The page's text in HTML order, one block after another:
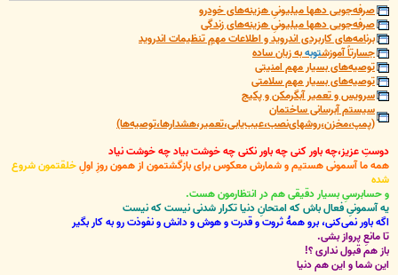
صرفه‌جویی دهها میلیونیِ هزینه‌های خودرو
صرفه‌جویی دهها میلیونیِ هزینه‌های زندگی
برنامه‌های کاربردی اندروید و اطلاعات مهمِ تنظیمات اندروید
جسارتاً آموزشتوبهبه زبان ساده
توصیه‌های بسیار مهم امنیتی
توصیه‌های بسیار مهم سلامتی
سرویس و تعمیر آبگرمکن و پکیج
سیستم آبرسانی ساختمان
(پمپ،مخزن،روشهای‌نصب،عیب‌یابی،تعمیر،هشدارها،توصیه‌ها)
دوستِ عزیز،چه باور کنی چه باور نکنی چه خوشت بیاد چه خوشت نیاد
همه ما آسمونی هستیم و شمارش معکوس برای بازگشتمون از همون روزِ اولِخلقتمون شروع
شده
و حسابرسیِ بسیار دقیقی هم در انتظارمون هست.
یه آسمونیِ فعال باش که امتحانِ دنیا تکرار شدنی نیست که نیست
اگه باور نمی‌کنی، برو همۀ ثروت و قدرت و هوش و دانش و نفوذت رو به کار بگیر
تا مانعِ پرواز بشی.
باز هم قبول نداری ؟!
این شما و این هم دنیا